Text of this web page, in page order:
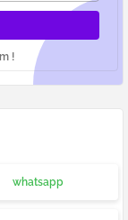
!
whatsapp